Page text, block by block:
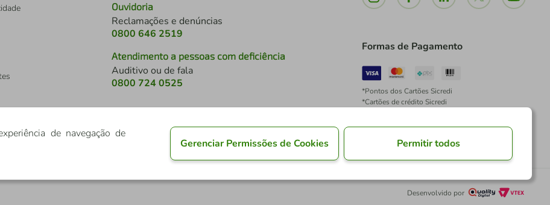
Ouvidoria
Reclamações e denúncias
0800 646 2519
Atendimento a pessoas com deficiência
Auditivo ou de fala
0800 724 0525
Formas de Pagamento
*Pontos dos Cartões Sicredi
*Cartões de crédito Sicredi
Desenvolvido por
de navegação de
Gerenciar Permissões de Cookies Permitir todos